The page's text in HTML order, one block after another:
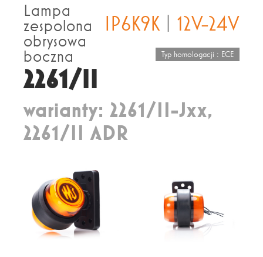
IP6K9K | 12V-24V
Typ homologacji : ECE
Lampa
zespolona
obrysowa
boczna
2261/II
warianty: 2261/II-Jxx,
2261/II ADR